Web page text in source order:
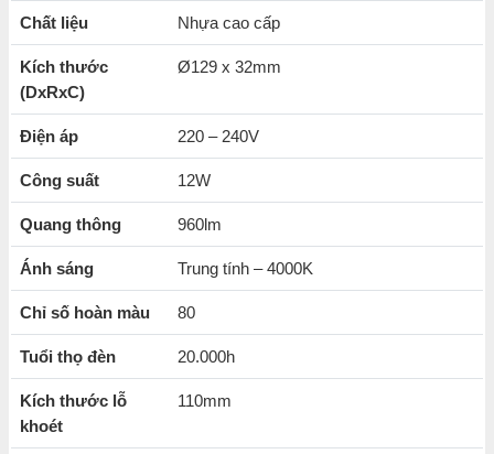
Chất liệu tản nhiệt tốt giúp tăngtuổi thọ của đèn lên đến
15.000 giờ
Góc chiếu sáng lớn độ giúp chiếu sáng vùng không gian
rộng.
Khả năng tiết kiệm điện năng hiệu quả
CRI>80 phản ánh chân thực màu sắc
chiếu sáng
Màu sắc đèn trung thực, phù hợp
làm việc, trưng bày, hội nghị
Chất liệu Nhựa cao cấp
Kích thước
(DxRxC)
Ø129 x 32mm
Điện áp 220 – 240V
Công suất 12W
Quang thông 960lm
Ánh sáng Trung tính – 4000K
Chỉ số hoàn màu 80
Tuổi thọ đèn 20.000h
Kích thước lỗ
khoét
110mm